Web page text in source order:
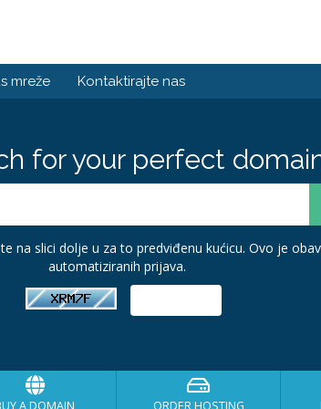
mreže Kontaktirajte nas
for your perfect
na slici dolje u za to predviđenu kućicu. Ovo je
automatiziranih prijava.
A DOMAIN ORDER HOSTING